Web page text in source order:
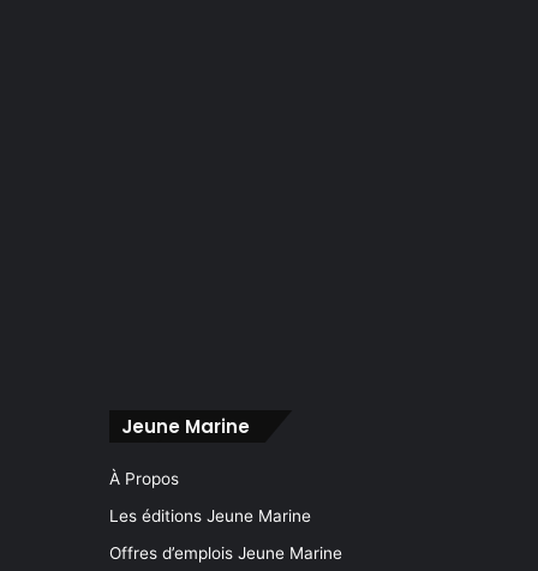
Jeune Marine
À Propos
Les éditions Jeune Marine
Offres d’emplois Jeune Marine